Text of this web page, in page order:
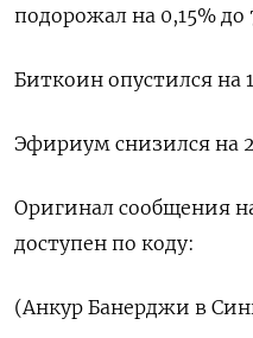
подорожал на 0,15% до
Биткоин опустился на
Эфириум снизился на
Оригинал сообщения
доступен по коду:
(Анкур Банерджи в